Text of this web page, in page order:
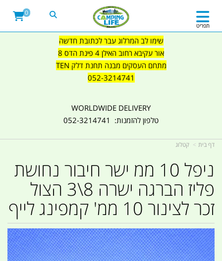
שימו לב המרלוג עבר לכתובת חדשה
אור עקיבא רחוב האילן 4 פינת הדס 8
מתחם העסקים מבנה תחנת דלק TEN
052-3214741
WORLDWIDE DELIVERY
טלפון להזמנות: 052-3214741
תפריט
0
דף בית קטלוג
ניפל 10 ממ ישר חיבור נחושת
פליז הברגה ישרה 8\3 הצול
זכר לצינור 10 ממ' קמפינג לייף